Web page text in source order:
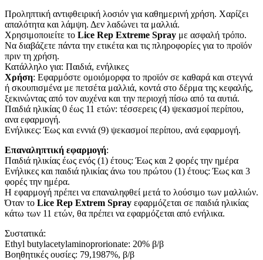
Προληπτική αντιφθειρική λοσιόν για καθημερινή χρήση. Χαρίζει
απαλότητα και λάμψη. Δεν λαδώνει τα μαλλιά.
Χρησιμοποιείτε τo Lice Rep Extreme Spray με ασφαλή τρόπο.
Να διαβάζετε πάντα την ετικέτα και τις πληροφορίες για το προϊόν
πριν τη χρήση.
Κατάλληλο για: Παιδιά, ενήλικες
Χρήση: Εφαρμόστε ομοιόμορφα το προϊόν σε καθαρά και στεγνά
ή σκουπισμένα με πετσέτα μαλλιά, κοντά στο δέρμα της κεφαλής,
ξεκινώντας από τον αυχένα και την περιοχή πίσω από τα αυτιά.
Παιδιά ηλικίας 0 έως 11 ετών: τέσσερεις (4) ψεκασμοί περίπου,
ανα εφαρμογή.
Ενήλικες: Έως και εννιά (9) ψεκασμοί περίπου, ανά εφαρμογή.
Επαναληπτική εφαρμογή:
Παιδιά ηλικίας έως ενός (1) έτους: Έως και 2 φορές την ημέρα
Ενήλικες και παιδιά ηλικίας άνω του πρώτου (1) έτους: Έως και 3
φορές την ημέρα.
Η εφαρμογή πρέπει να επαναληφθεί μετά το λούσιμο των μαλλιών.
Όταν το Lice Rep Extrem Spray εφαρμόζεται σε παιδιά ηλικίας
κάτω των 11 ετών, θα πρέπει να εφαρμόζεται από ενήλικα.
Συστατικά:
Ethyl butylacetylaminoprorionate: 20% β/β
Βοηθητικές ουσίες: 79,1987%, β/β